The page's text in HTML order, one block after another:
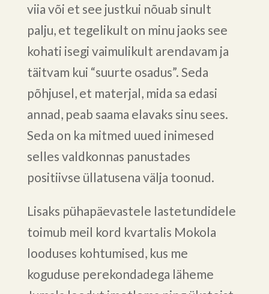
viia või et see justkui nõuab sinult
palju, et tegelikult on minu jaoks see
kohati isegi vaimulikult arendavam ja
täitvam kui “suurte osadus”. Seda
põhjusel, et materjal, mida sa edasi
annad, peab saama elavaks sinu sees.
Seda on ka mitmed uued inimesed
selles valdkonnas panustades
positiivse üllatusena välja toonud.
Lisaks pühapäevastele lastetundidele
toimub meil kord kvartalis Mokola
looduses kohtumised, kus me
koguduse perekondadega läheme